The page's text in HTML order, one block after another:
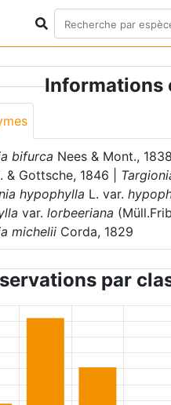
Informations
bifurca Nees & Mont.,
& Gottsche, 1846 |
hypophylla L. var.
var. lorbeeriana
michelii Corda, 1829
par